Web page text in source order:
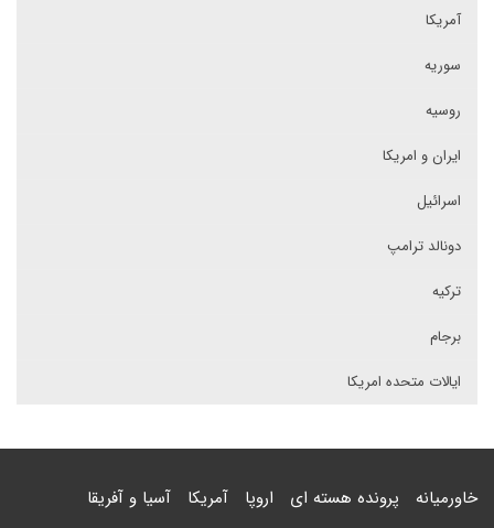
آمریکا
سوریه
روسیه
ایران و امریکا
اسرائیل
دونالد ترامپ
ترکیه
برجام
ایالات متحده امریکا
خاورمیانه پرونده هسته ای اروپا آمریکا آسیا و آفریقا